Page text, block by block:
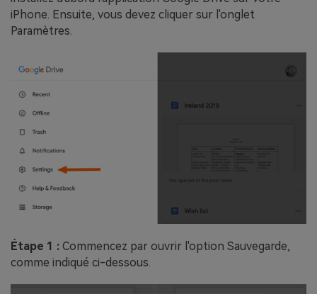
iPhone. Ensuite, vous devez cliquer sur l'onglet
Paramètres.
Étape 1 : Commencez par ouvrir l'option Sauvegarde,
comme indiqué ci-dessous.